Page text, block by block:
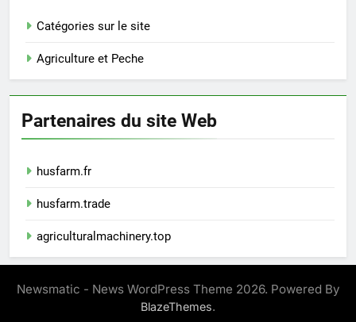
Catégories sur le site
Agriculture et Peche
Partenaires du site Web
husfarm.fr
husfarm.trade
agriculturalmachinery.top
Newsmatic - News WordPress Theme 2026. Powered By
BlazeThemes.